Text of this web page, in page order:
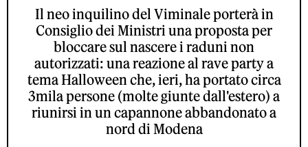
Il neo inquilino del Viminale porterà in
Consiglio dei Ministri una proposta per
bloccare sul nascere i raduni non
autorizzati: una reazione al rave party a
tema Halloween che, ieri, ha portato circa
3mila persone (molte giunte dall'estero) a
riunirsi in un capannone abbandonato a
nord di Modena